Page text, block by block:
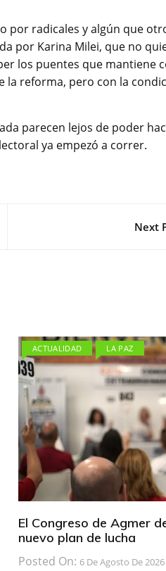
por radicales y algún que
por Karina Milei, que no
los puentes que mantiene
reforma, pero con la
parecen lejos de poder
ya empezó a correr.
Next
ACTUALIDAD LA PAZ
El Congreso de Agmer
nuevo plan de lucha
Posted On: 6 De Agosto De 2026